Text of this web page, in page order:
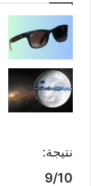
نتيجة:
9/10